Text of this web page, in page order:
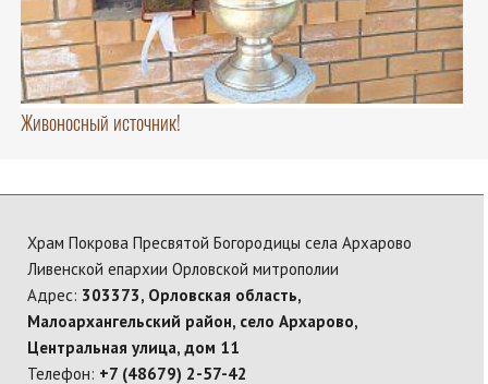
Живоносный источник!
Храм Покрова Пресвятой Богородицы села Архарово
Ливенской епархии Орловской митрополии
Адрес: 303373, Орловская область,
Малоархангельский район, село Архарово,
Центральная улица, дом 11
Телефон: +7 (48679) 2-57-42